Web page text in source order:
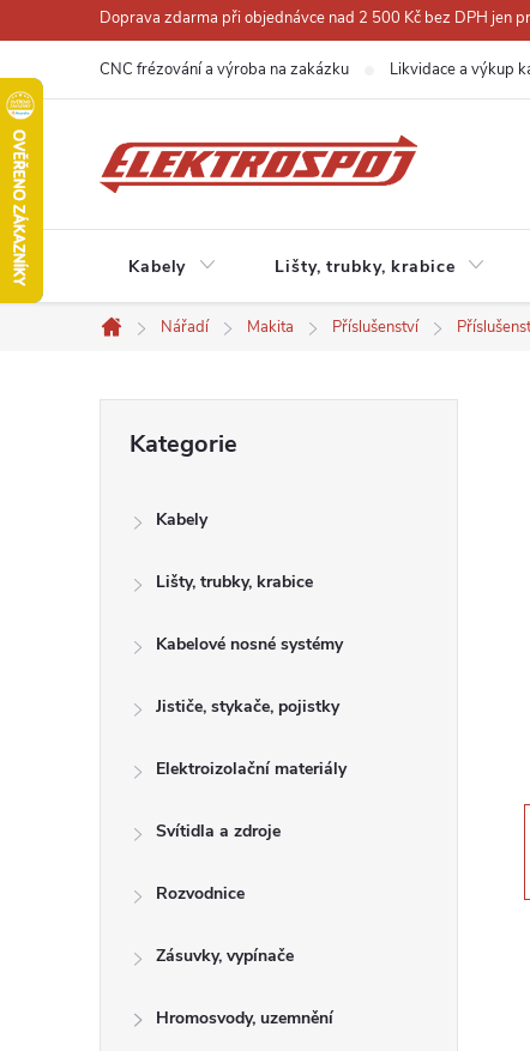
na
obsah
Doprava zdarma při objednávce nad 2 500 Kč bez DPH jen
CNC frézování a výroba na zakázku Likvidace a výkup
Kabely Lišty, trubky, krabice
Domů
Nářadí Makita Příslušenství
kategorie
Kategorie
Kabely
Lišty, trubky, krabice
Kabelové nosné systémy
Jističe, stykače, pojistky
Elektroizolační materiály
Svítidla a zdroje
Rozvodnice
Zásuvky, vypínače
Hromosvody, uzemnění